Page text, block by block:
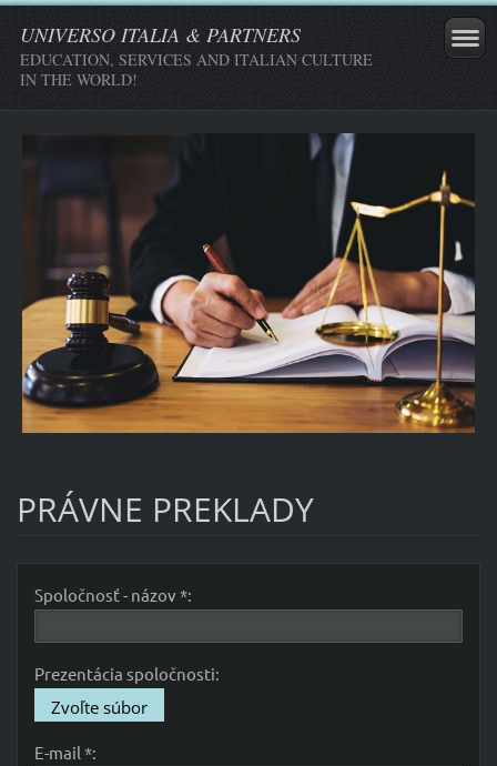
UNIVERSO ITALIA & PARTNERS
EDUCATION, SERVICES AND ITALIAN CULTURE
IN THE WORLD!
PRÁVNE PREKLADY
Spoločnosť - názov *:
Prezentácia spoločnosti:
Zvoľte súbor
E-mail *: